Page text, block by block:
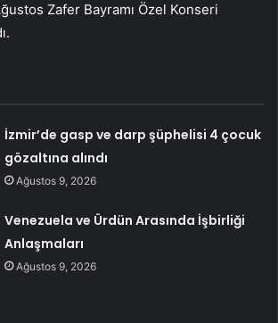
Zafer Bayramı Özel Konseri
İzmir’de gasp ve darp şüphelisi 4 çocuk
gözaltına alındı
Ağustos 9, 2026
Venezuela ve Ürdün Arasında İşbirliği
Anlaşmaları
Ağustos 9, 2026